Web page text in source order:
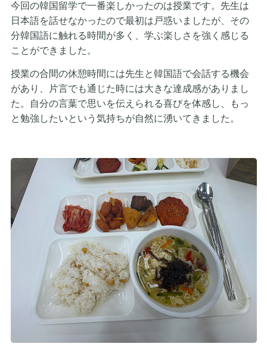
今回の韓国留学で一番楽しかったのは授業です。先生は
日本語を話せなかったので最初は戸惑いましたが、その
分韓国語に触れる時間が多く、学ぶ楽しさを強く感じる
ことができました。
授業の合間の休憩時間には先生と韓国語で会話する機会
があり、片言でも通じた時には大きな達成感がありまし
た。自分の言葉で思いを伝えられる喜びを体感し、もっ
と勉強したいという気持ちが自然に湧いてきました。